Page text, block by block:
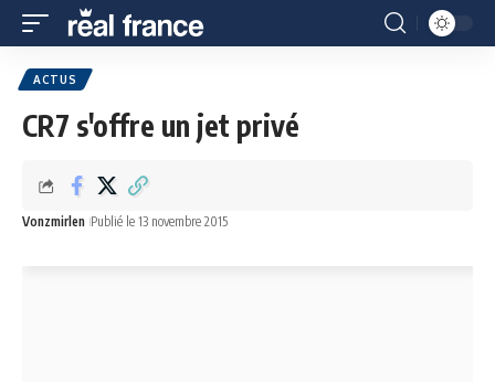
ACTUS
CR7 s'offre un jet privé
Vonzmirlen Publié le 13 novembre 2015